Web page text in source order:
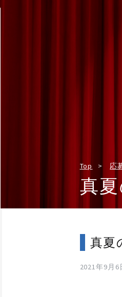
Top 応
真
真夏
2021年9月6